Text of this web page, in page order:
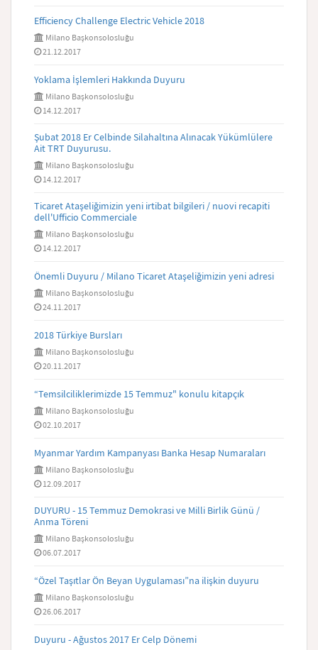
Efficiency Challenge Electric Vehicle 2018
Milano Başkonsolosluğu
21.12.2017
Yoklama İşlemleri Hakkında Duyuru
Milano Başkonsolosluğu
14.12.2017
Şubat 2018 Er Celbinde Silahaltına Alınacak Yükümlülere
Ait TRT Duyurusu.
Milano Başkonsolosluğu
14.12.2017
Ticaret Ataşeliğimizin yeni irtibat bilgileri / nuovi recapiti
dell'Ufficio Commerciale
Milano Başkonsolosluğu
14.12.2017
Önemli Duyuru / Milano Ticaret Ataşeliğimizin yeni adresi
Milano Başkonsolosluğu
24.11.2017
2018 Türkiye Bursları
Milano Başkonsolosluğu
20.11.2017
“Temsilciliklerimizde 15 Temmuz" konulu kitapçık
Milano Başkonsolosluğu
02.10.2017
Myanmar Yardım Kampanyası Banka Hesap Numaraları
Milano Başkonsolosluğu
12.09.2017
DUYURU - 15 Temmuz Demokrasi ve Milli Birlik Günü /
Anma Töreni
Milano Başkonsolosluğu
06.07.2017
“Özel Taşıtlar Ön Beyan Uygulaması”na ilişkin duyuru
Milano Başkonsolosluğu
26.06.2017
Duyuru - Ağustos 2017 Er Celp Dönemi